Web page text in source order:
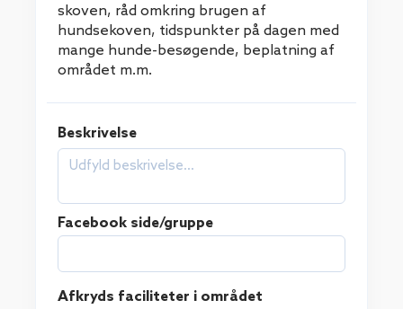
skoven, råd omkring brugen af
hundsekoven, tidspunkter på dagen med
mange hunde-besøgende, beplatning af
området m.m.
Beskrivelse
Facebook side/gruppe
Afkryds faciliteter i området